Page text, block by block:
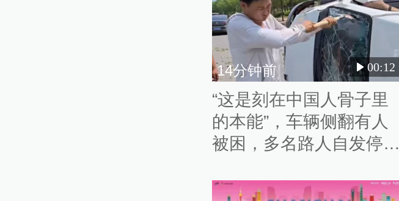
14分钟前 00:12
“这是刻在中国人骨子里
的本能”，车辆侧翻有人
被困，多名路人自发停车